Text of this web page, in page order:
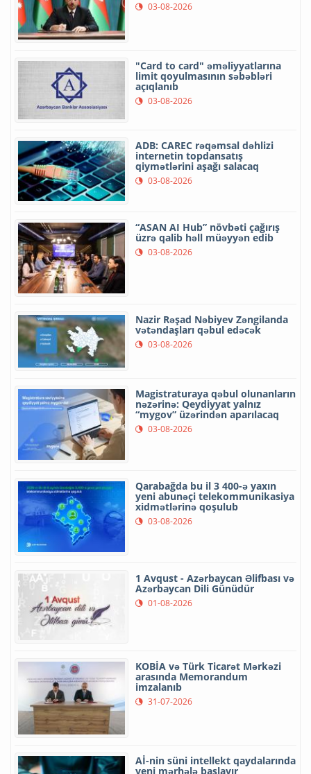
03-08-2026
"Card to card" əməliyyatlarına
limit qoyulmasının səbəbləri
açıqlanıb
03-08-2026
ADB: CAREC rəqəmsal dəhlizi
internetin topdansatış
qiymətlərini aşağı salacaq
03-08-2026
“ASAN AI Hub” növbəti çağırış
üzrə qalib həll müəyyən edib
03-08-2026
Nazir Rəşad Nəbiyev Zəngilanda
vətəndaşları qəbul edəcək
03-08-2026
Magistraturaya qəbul olunanların
nəzərinə: Qeydiyyat yalnız
“mygov” üzərindən aparılacaq
03-08-2026
Qarabağda bu il 3 400-ə yaxın
yeni abunəçi telekommunikasiya
xidmətlərinə qoşulub
03-08-2026
1 Avqust - Azərbaycan Əlifbası və
Azərbaycan Dili Günüdür
01-08-2026
KOBİA və Türk Ticarət Mərkəzi
arasında Memorandum
imzalanıb
31-07-2026
Aİ-nin süni intellekt qaydalarında
yeni mərhələ başlayır